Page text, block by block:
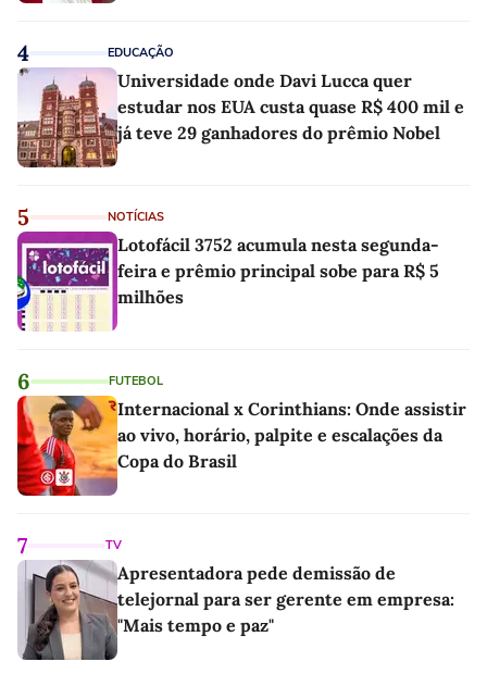
4 EDUCAÇÃO
Universidade onde Davi Lucca quer
estudar nos EUA custa quase R$ 400 mil e
já teve 29 ganhadores do prêmio Nobel
5 NOTÍCIAS
Lotofácil 3752 acumula nesta segunda-
feira e prêmio principal sobe para R$ 5
milhões
6 FUTEBOL
Internacional x Corinthians: Onde assistir
ao vivo, horário, palpite e escalações da
Copa do Brasil
7 TV
Apresentadora pede demissão de
telejornal para ser gerente em empresa:
"Mais tempo e paz"